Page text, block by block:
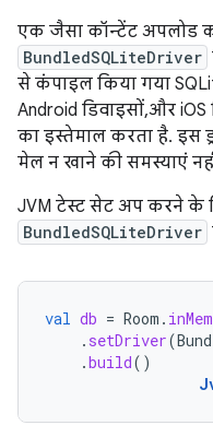
एक जैसा कॉन्टेंट अपलोड
BundledSQLiteDriver
से कंपाइल किया गया
Android डिवाइसों, और
का इस्तेमाल करता है. इस
मेल न खाने की समस्याएं
JVM टेस्ट सेट अप करने के
BundledSQLiteDriver
val db = Room .
. setDriver(
.build()